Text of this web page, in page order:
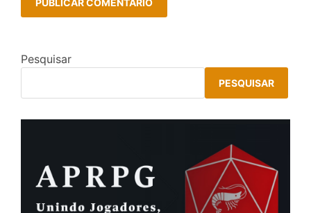
Pesquisar
PESQUISAR